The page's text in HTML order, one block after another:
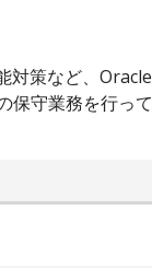
対策など、Oracle
保守業務を行って